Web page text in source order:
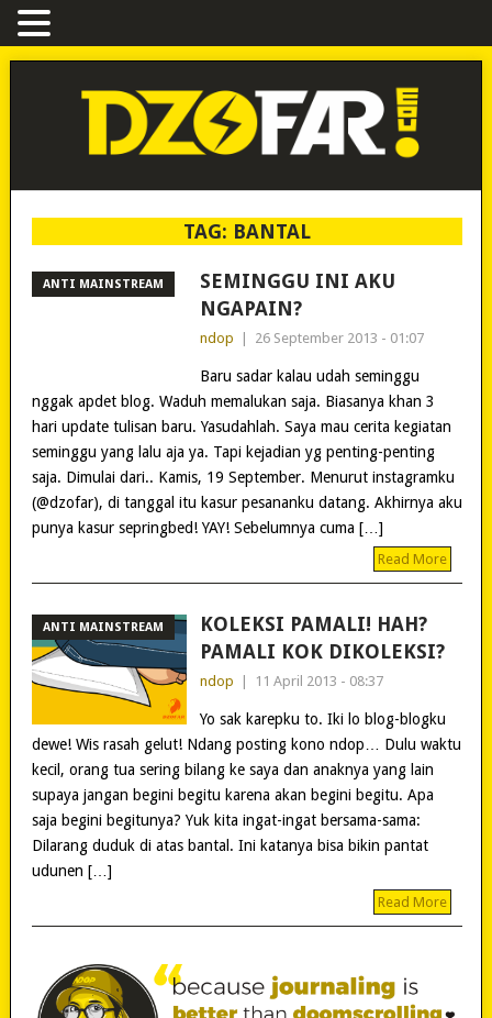
TAG: BANTAL
ANTI MAINSTREAM
SEMINGGU INI AKU
NGAPAIN?
ndop 26 September 2013 - 01:07
Baru sadar kalau udah seminggu
nggak apdet blog. Waduh memalukan saja. Biasanya khan 3
hari update tulisan baru. Yasudahlah. Saya mau cerita kegiatan
seminggu yang lalu aja ya. Tapi kejadian yg penting-penting
saja. Dimulai dari.. Kamis, 19 September. Menurut instagramku
(@dzofar), di tanggal itu kasur pesananku datang. Akhirnya aku
punya kasur sepringbed! YAY! Sebelumnya cuma […]
Read More
ANTI MAINSTREAM
KOLEKSI PAMALI! HAH?
PAMALI KOK DIKOLEKSI?
ndop 11 April 2013 - 08:37
Yo sak karepku to. Iki lo blog-blogku
dewe! Wis rasah gelut! Ndang posting kono ndop… Dulu waktu
kecil, orang tua sering bilang ke saya dan anaknya yang lain
supaya jangan begini begitu karena akan begini begitu. Apa
saja begini begitunya? Yuk kita ingat-ingat bersama-sama:
Dilarang duduk di atas bantal. Ini katanya bisa bikin pantat
udunen […]
Read More